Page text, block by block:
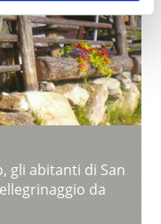
gli abitanti di San
da